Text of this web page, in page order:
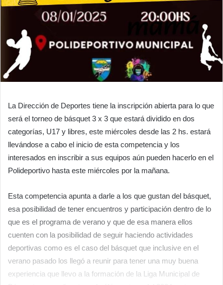
La Dirección de Deportes tiene la inscripción abierta para lo que
será el torneo de básquet 3 x 3 que estará dividido en dos
categorías, U17 y libres, este miércoles desde las 2 hs. estará
llevándose a cabo el inicio de esta competencia y los
interesados en inscribir a sus equipos aún pueden hacerlo en el
Polideportivo hasta este miércoles por la mañana.
Esta competencia apunta a darle a los que gustan del básquet,
esa posibilidad de tener encuentros y participación dentro de lo
que es el programa de verano y que de esa manera ellos
cuenten con la posibilidad de seguir haciendo actividades
deportivas como es el caso del básquet que inclusive en el
verano pasado los llegó a reunir para tener una muy buena
experiencia que llevo a la formación de la Liga Municipal de